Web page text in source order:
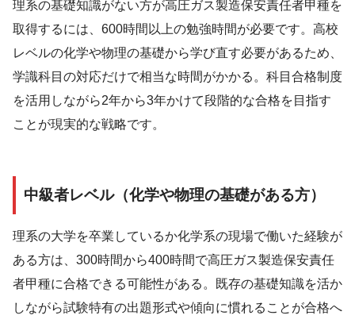
理系の基礎知識がない方が高圧ガス製造保安責任者甲種を
取得するには、600時間以上の勉強時間が必要です。高校
レベルの化学や物理の基礎から学び直す必要があるため、
学識科目の対応だけで相当な時間がかかる。科目合格制度
を活用しながら2年から3年かけて段階的な合格を目指す
ことが現実的な戦略です。
中級者レベル（化学や物理の基礎がある方）
理系の大学を卒業しているか化学系の現場で働いた経験が
ある方は、300時間から400時間で高圧ガス製造保安責任
者甲種に合格できる可能性がある。既存の基礎知識を活か
しながら試験特有の出題形式や傾向に慣れることが合格へ